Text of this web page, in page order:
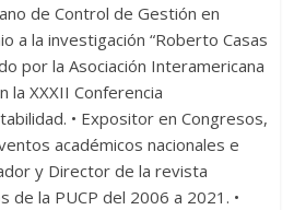
de Control de Gestión en
a la investigación “Roberto Casas
por la Asociación Interamericana
la XXXII Conferencia
• Expositor en Congresos,
académicos nacionales e
y Director de la revista
de la PUCP del 2006 a 2021. •